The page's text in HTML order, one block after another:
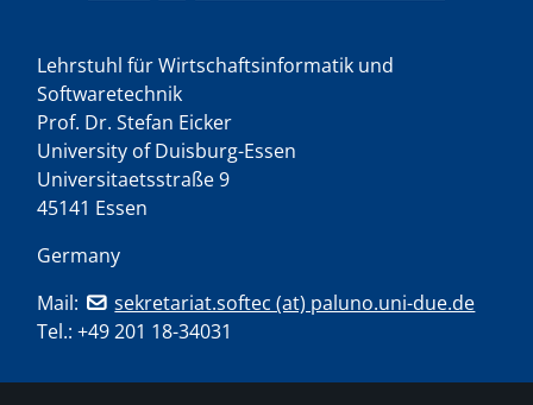
Lehrstuhl für Wirtschaftsinformatik und
Softwaretechnik
Prof. Dr. Stefan Eicker
University of Duisburg-Essen
Universitaetsstraße 9
45141 Essen
Germany
Mail:
sekretariat.softec (at) paluno.uni-due.de
Tel.: +49 201 18-34031